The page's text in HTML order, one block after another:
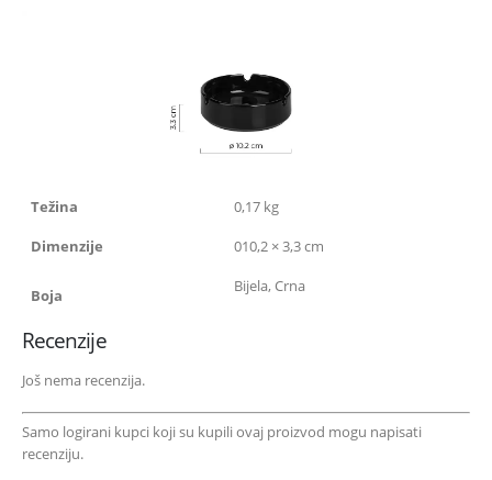
Težina
0,17 kg
Dimenzije
010,2 × 3,3 cm
Boja Bijela, Crna
Recenzije
Još nema recenzija.
Samo logirani kupci koji su kupili ovaj proizvod mogu napisati
recenziju.